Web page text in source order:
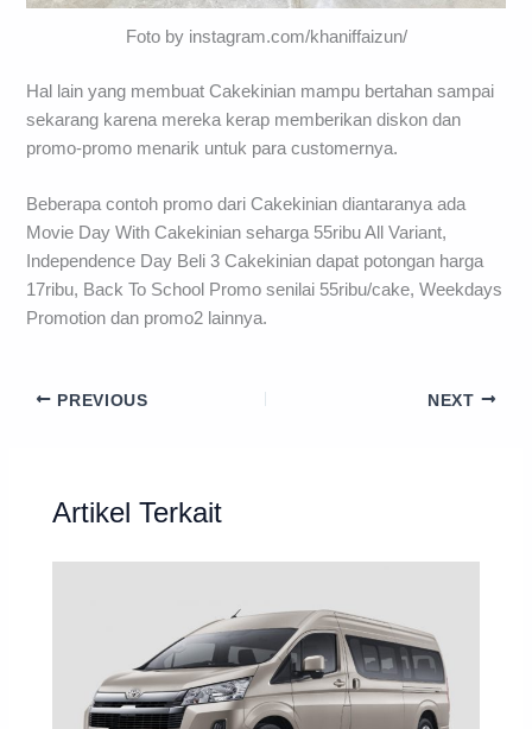
Foto by instagram.com/khaniffaizun/
Hal lain yang membuat Cakekinian mampu bertahan sampai
sekarang karena mereka kerap memberikan diskon dan
promo-promo menarik untuk para customernya.
Beberapa contoh promo dari Cakekinian diantaranya ada
Movie Day With Cakekinian seharga 55ribu All Variant,
Independence Day Beli 3 Cakekinian dapat potongan harga
17ribu, Back To School Promo senilai 55ribu/cake, Weekdays
Promotion dan promo2 lainnya.
PREVIOUS NEXT
Artikel Terkait